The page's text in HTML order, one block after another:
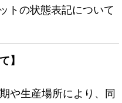
トの状態表記について
】
や生産場所により、同